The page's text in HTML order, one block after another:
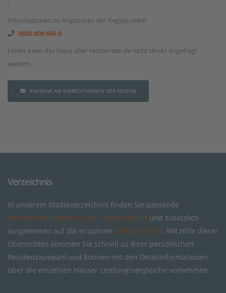
Informationen zu Angeboten der Region unter
0800 800 666 0
Leider kann das Haus über residenzen.de nicht direkt angefragt
werden.
ANFRAGE AN EINRICHTUNGEN DER REGION
Verzeichnis
In unserem Städteverzeichnis finden Sie passende
Seniorenresidenzen in ganz Deutschland und zusätzlich
ausgewiesen auf die einzelnen Bundesländer. Mit Hilfe dieser
Übersichten kommen Sie schnell zu Ihrer persönlichen
Residenzauswahl und können mit den Detailinformationen
über die einzelnen Häuser Leistungsvergleiche vornehmen.